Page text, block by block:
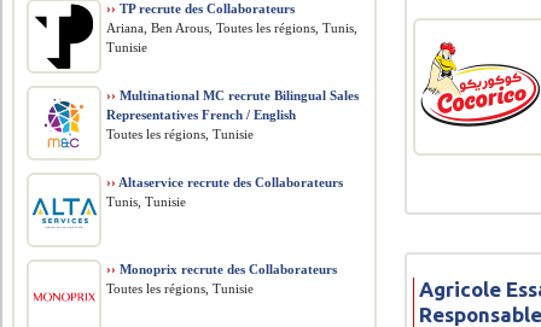
Agricole
›› TP recrute des Collaborateurs
Ariana, Ben Arous, Toutes les régions, Tunis,
Tunisie
›› Multinational MC recrute Bilingual Sales
Representatives French / English
Toutes les régions, Tunisie
›› Altaservice recrute des Collaborateurs
Tunis, Tunisie
›› Monoprix recrute des Collaborateurs
Toutes les régions, Tunisie